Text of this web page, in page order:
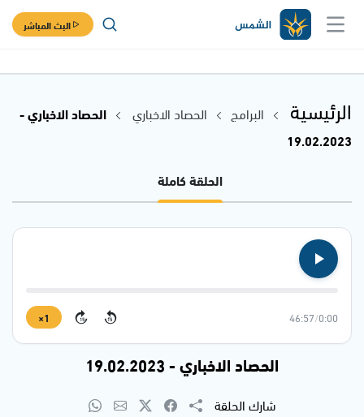
البث المباشر
الرئيسية البرامج الحصاد الاخباري
الحصاد الاخباري -
19.02.2023
الحلقة كاملة
0:00
/
46:57
15
15
1×
الحصاد الاخباري - 19.02.2023
شارك الحلقة